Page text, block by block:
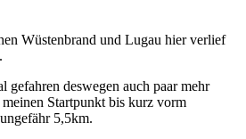
Wüstenbrand und Lugau hier verlief
gefahren deswegen auch paar mehr
Startpunkt bis kurz vorm
5,5km.